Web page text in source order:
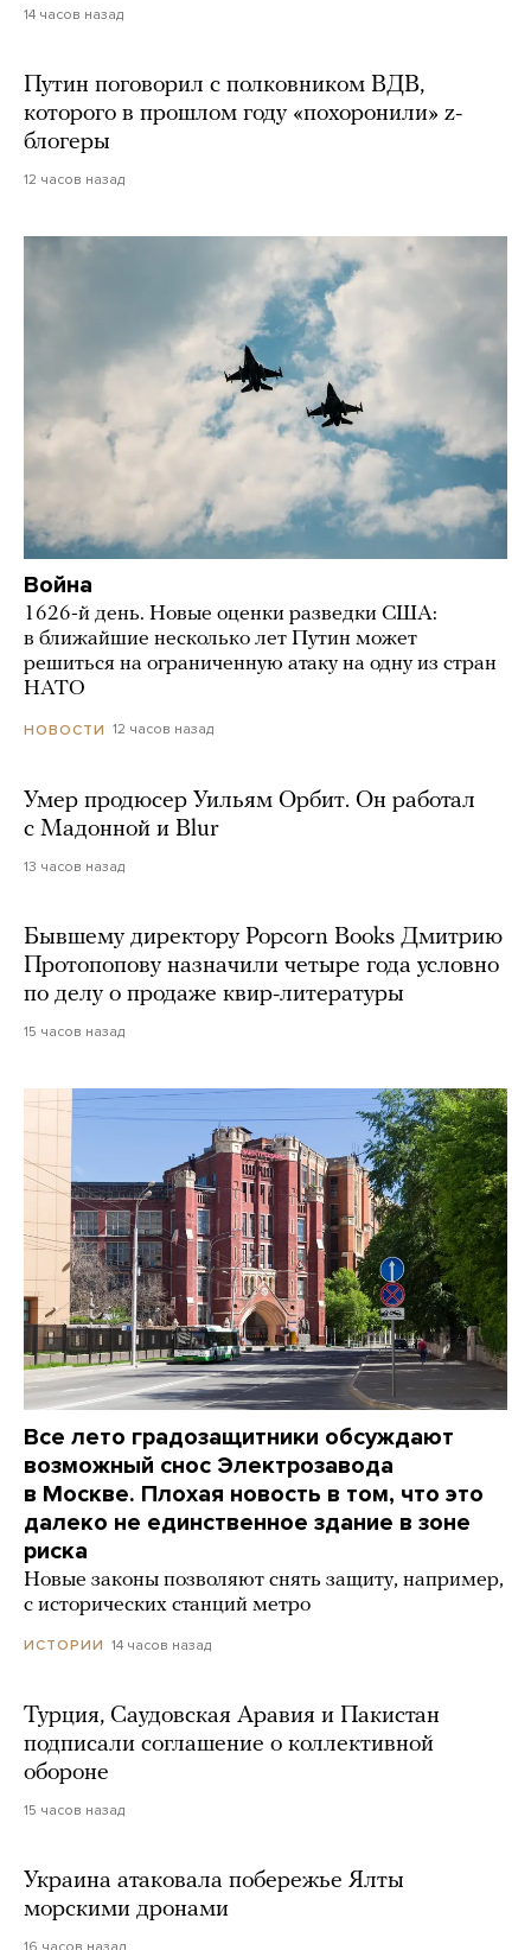
14 часов назад
Путин поговорил с полковником ВДВ,
которого в прошлом году «похоронили» z-
блогеры
12 часов назад
Война
1626-й день. Новые оценки разведки США:
в ближайшие несколько лет Путин может
решиться на ограниченную атаку на одну из стран
НАТО
НОВОСТИ 12 часов назад
Умер продюсер Уильям Орбит. Он работал
с Мадонной и Blur
13 часов назад
Бывшему директору Popcorn Books Дмитрию
Протопопову назначили четыре года условно
по делу о продаже квир-литературы
15 часов назад
Все лето градозащитники обсуждают
возможный снос Электрозавода
в Москве. Плохая новость в том, что это
далеко не единственное здание в зоне
риска
Новые законы позволяют снять защиту, например,
с исторических станций метро
ИСТОРИИ 14 часов назад
Турция, Саудовская Аравия и Пакистан
подписали соглашение о коллективной
обороне
15 часов назад
Украина атаковала побережье Ялты
морскими дронами
16 часов назад